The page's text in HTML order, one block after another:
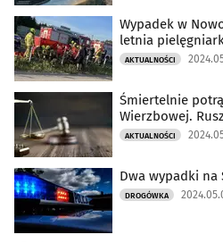
Wypadek w
letnia
AKTUALNOŚCI
Śmiertelnie
Wierzbowej.
AKTUALNOŚCI
Dwa wypadki na
DROGÓWKA